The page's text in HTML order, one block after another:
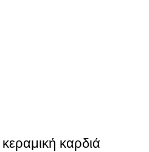
καρδιά